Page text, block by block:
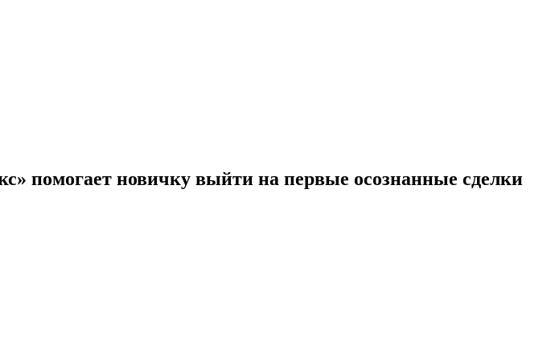
помогает новичку выйти на первые осознанные сделки